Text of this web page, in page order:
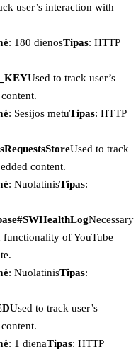
user’s interaction with
: 180 dienosTipas: HTTP
Used to track user’s
: Sesijos metuTipas: HTTP
Used to track
content.
: NuolatinisTipas:
Necessary
of YouTube
: NuolatinisTipas:
Used to track user’s
: 1 dienaTipas: HTTP